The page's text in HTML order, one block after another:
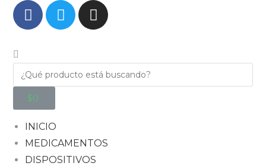
$0
INICIO
MEDICAMENTOS
DISPOSITIVOS